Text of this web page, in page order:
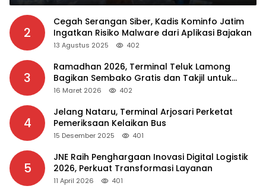
2
Cegah Serangan Siber, Kadis Kominfo Jatim
Ingatkan Risiko Malware dari Aplikasi Bajakan
13 Agustus 2025 402
3
Ramadhan 2026, Terminal Teluk Lamong
Bagikan Sembako Gratis dan Takjil untuk
Masyarakat
16 Maret 2026 402
4
Jelang Nataru, Terminal Arjosari Perketat
Pemeriksaan Kelaikan Bus
15 Desember 2025 401
5
JNE Raih Penghargaan Inovasi Digital Logistik
2026, Perkuat Transformasi Layanan
11 April 2026 401